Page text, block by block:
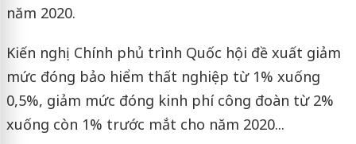
năm 2020.
Kiến nghị Chính phủ trình Quốc hội đề xuất giảm
mức đóng bảo hiểm thất nghiệp từ 1% xuống
0,5%, giảm mức đóng kinh phí công đoàn từ 2%
xuống còn 1% trước mắt cho năm 2020...